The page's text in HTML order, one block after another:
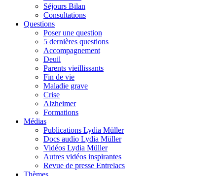
Séjours Bilan
Consultations
Questions
Poser une question
5 dernières questions
Accompagnement
Deuil
Parents vieillissants
Fin de vie
Maladie grave
Crise
Alzheimer
Formations
Médias
Publications Lydia Müller
Docs audio Lydia Müller
Vidéos Lydia Müller
Autres vidéos inspirantes
Revue de presse Entrelacs
Thèmes